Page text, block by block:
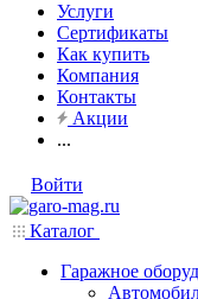
Услуги
Сертификаты
Как купить
Компания
Контакты
Акции
...
Войти
Каталог
Гаражное